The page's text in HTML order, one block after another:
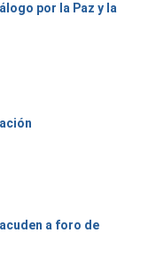
por la Paz y la
a foro de